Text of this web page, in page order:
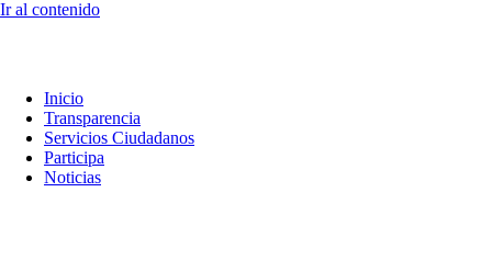
Ir al contenido
Inicio
Transparencia
Servicios Ciudadanos
Participa
Noticias